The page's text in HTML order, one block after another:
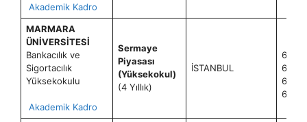
Akademik Kadro
MARMARA
ÜNİVERSİTESİ
Bankacılık ve
Sigortacılık
Yüksekokulu
Akademik Kadro
Sermaye
Piyasası
(Yüksekokul)
(4 Yıllık)
İSTANBUL
60+2
60+2
60+2
60+2